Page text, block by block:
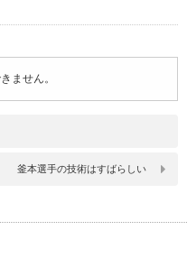
ません。
釜本選手の技術はすばらしい